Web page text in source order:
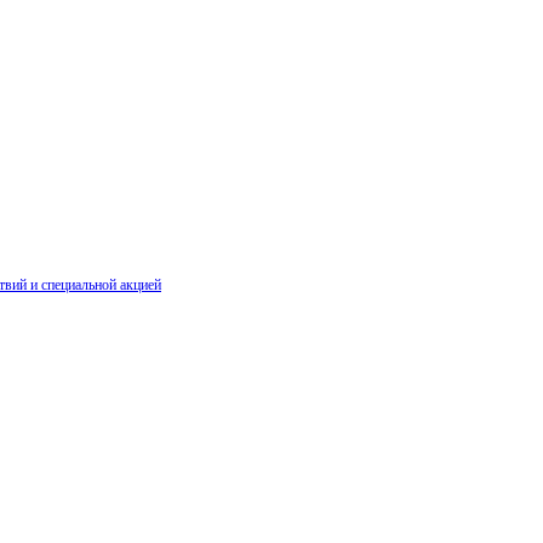
и специальной акцией